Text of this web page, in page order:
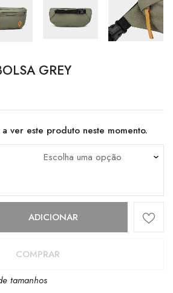
GREY
a ver este produto neste momento.
ADICIONAR
COMPRAR
tamanhos